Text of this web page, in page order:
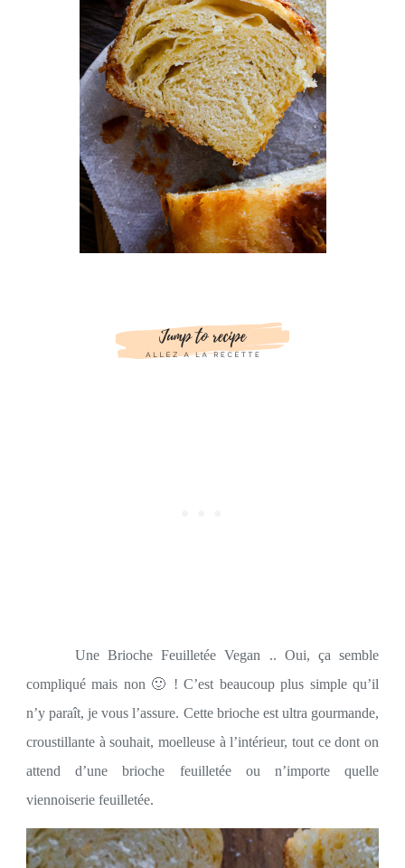
Une Brioche Feuilletée Vegan .. Oui, ça semble
compliqué mais non 🙂 ! C’est beaucoup plus simple qu’il
n’y paraît, je vous l’assure. Cette brioche est ultra gourmande,
croustillante à souhait, moelleuse à l’intérieur, tout ce dont on
attend d’une brioche feuilletée ou n’importe quelle
viennoiserie feuilletée.